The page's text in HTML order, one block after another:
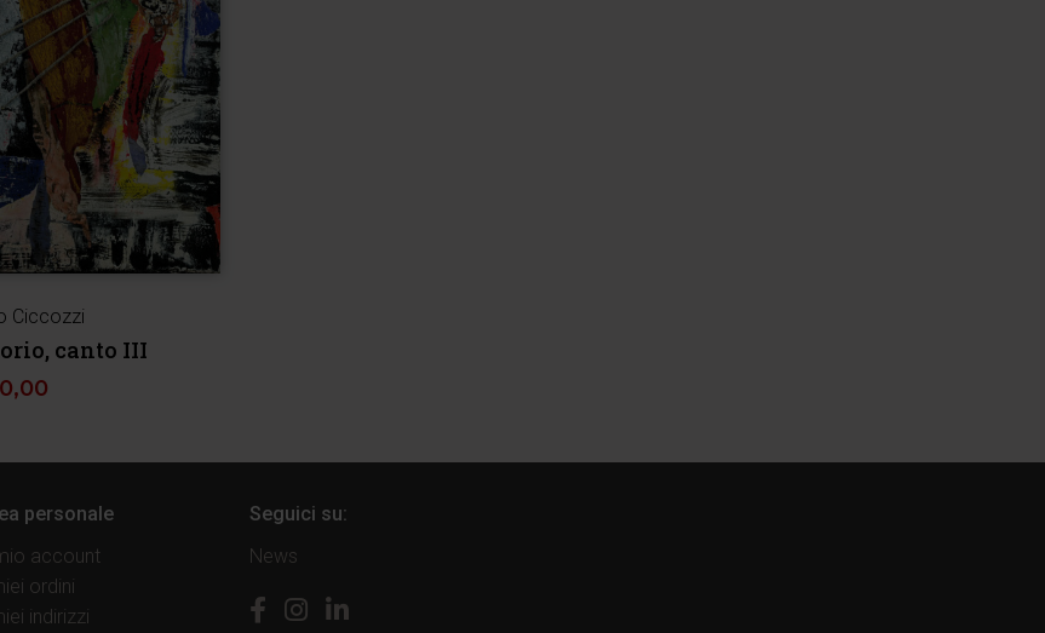
Ciccozzi
canto III
personale
account
ordini
indirizzi
Seguici su:
News